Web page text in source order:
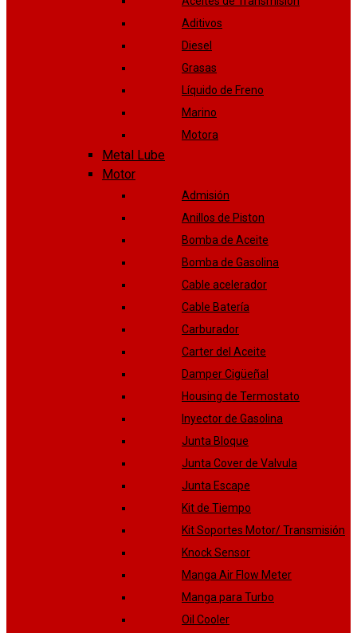
Aditivos
Diesel
Grasas
Líquido de Freno
Marino
Motora
Metal Lube
Motor
Admisión
Anillos de Piston
Bomba de Aceite
Bomba de Gasolina
Cable acelerador
Cable Batería
Carburador
Carter del Aceite
Damper Cigüeñal
Housing de Termostato
Inyector de Gasolina
Junta Bloque
Junta Cover de Valvula
Junta Escape
Kit de Tiempo
Kit Soportes Motor/ Transmisión
Knock Sensor
Manga Air Flow Meter
Manga para Turbo
Oil Cooler